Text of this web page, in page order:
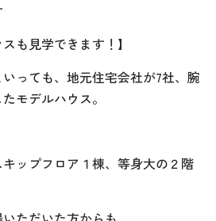
も見学できます！】
っても、地元住宅会社が7社、腕
モデルハウス。
ップフロア１棟、等身大の２階